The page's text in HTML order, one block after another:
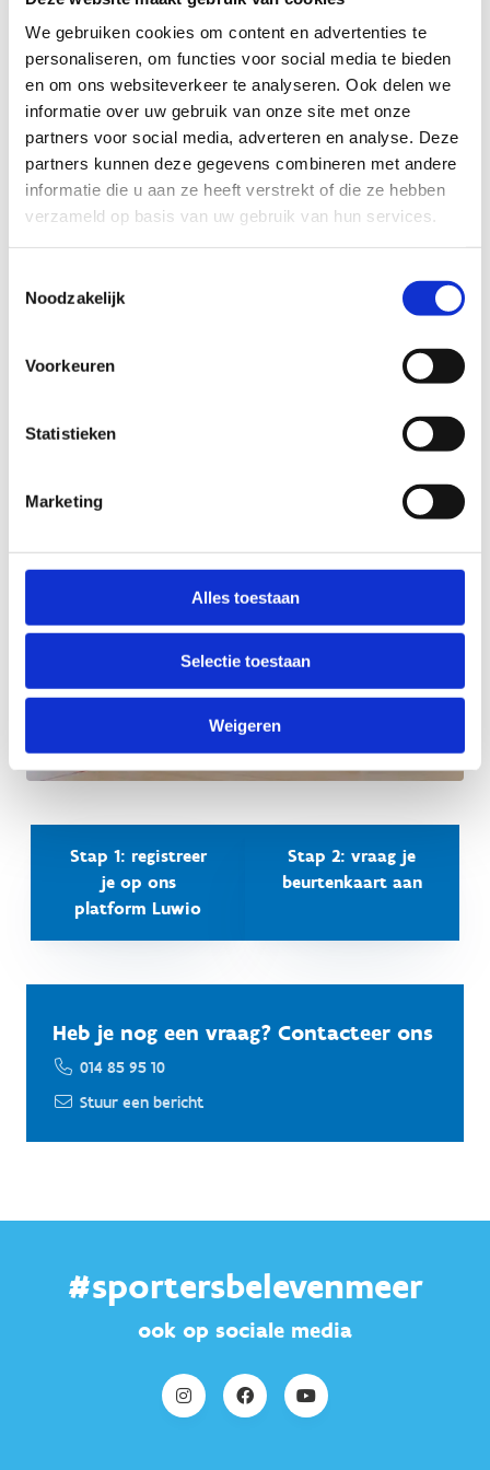
We gebruiken cookies om content en advertenties te
personaliseren, om functies voor social media te bieden
en om ons websiteverkeer te analyseren. Ook delen we
informatie over uw gebruik van onze site met onze
partners voor social media, adverteren en analyse. Deze
partners kunnen deze gegevens combineren met andere
informatie die u aan ze heeft verstrekt of die ze hebben
verzameld op basis van uw gebruik van hun services.
Noodzakelijk
Voorkeuren
Statistieken
Marketing
Alles toestaan
Selectie toestaan
Weigeren
Stap 4:Heb je betaald? Super! Je krijgt van ons
een mail wanneer je beurtenkaart aan het onthaal
van ons centrum opgehaald kan worden.
Stap 5: Ook met een beurtenkaart moet je steeds
een squashbaan reserveren om te komen squashen.
Reserveer online een squashbaan
Je kan het ook aan de kassa regelen maar
dan volzet zijn.
Tot binnenkort!
Stap 1: registreer
je op ons
platform Luwio
Stap 2: vraag je
beurtenkaart aan
Heb je nog een vraag? Contacteer ons
014 85 95 10
Stuur een bericht
#sportersbelevenmeer
ook op sociale media